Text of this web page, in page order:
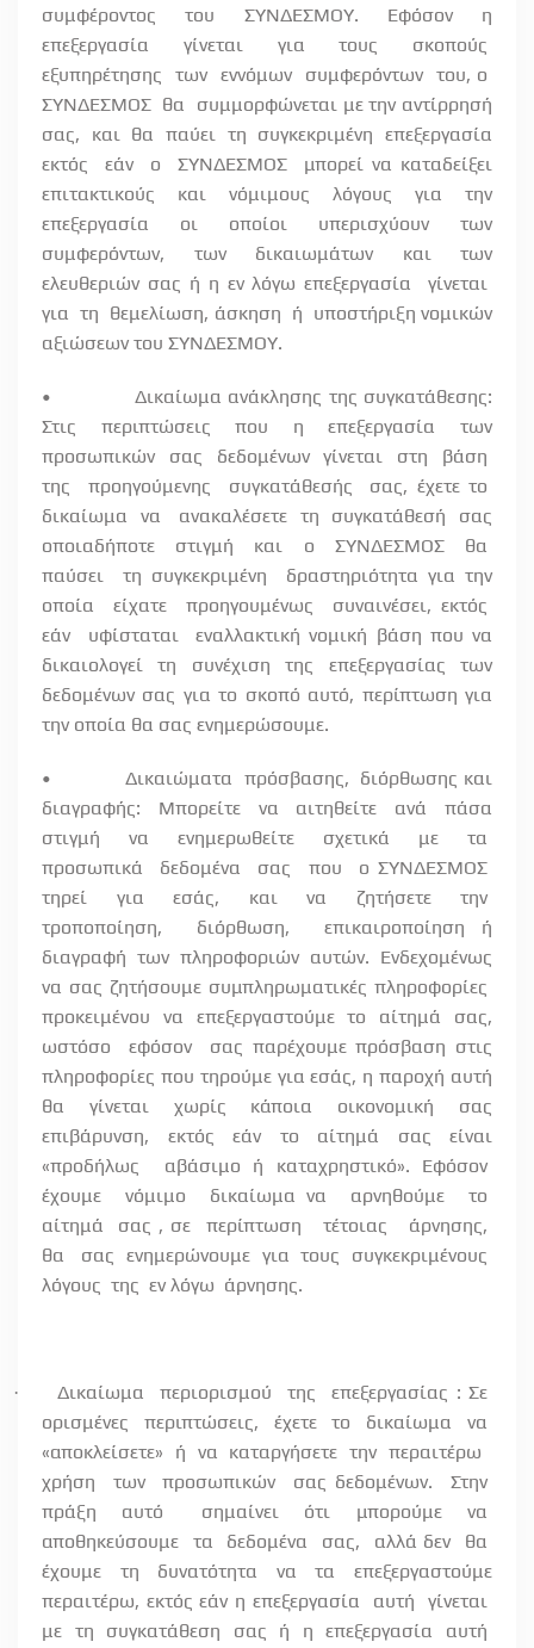
συμφέροντος του ΣΥΝΔΕΣΜΟΥ. Εφόσον η
επεξεργασία γίνεται για τους σκοπούς
εξυπηρέτησης
των εννόμων συμφερόντων του, ο
ΣΥΝΔΕΣΜΟΣ θα
συμμορφώνεται με την αντίρρησή
σας, και θα παύει τη συγκεκριμένη επεξεργασία
εκτός
εάν ο ΣΥΝΔΕΣΜΟΣ
μπορεί να καταδείξει
επιτακτικούς και νόμιμους λόγους για την
επεξεργασία οι οποίοι υπερισχύουν των
συμφερόντων, των δικαιωμάτων και των
ελευθεριών σας ή η εν λόγω επεξεργασία
γίνεται
για τη θεμελίωση, άσκηση ή υποστήριξη νομικών
αξιώσεων του ΣΥΝΔΕΣΜΟΥ.
•
Δικαίωμα ανάκλησης της συγκατάθεσης:
Στις περιπτώσεις που η επεξεργασία των
προσωπικών
σας δεδομένων γίνεται στη
βάση
της
προηγούμενης συγκατάθεσής
σας, έχετε το
δικαίωμα
να ανακαλέσετε τη συγκατάθεσή
σας
οποιαδήποτε
στιγμή και ο ΣΥΝΔΕΣΜΟΣ
θα
παύσει
τη συγκεκριμένη
δραστηριότητα για την
οποία
είχατε προηγουμένως
συναινέσει, εκτός
εάν
υφίσταται
εναλλακτική νομική βάση που να
δικαιολογεί τη συνέχιση της επεξεργασίας των
δεδομένων σας για το σκοπό αυτό, περίπτωση για
την οποία θα σας ενημερώσουμε.
• Δικαιώματα πρόσβασης, διόρθωσης και
διαγραφής: Μπορείτε να αιτηθείτε ανά πάσα
στιγμή
να ενημερωθείτε σχετικά με
τα
προσωπικά
δεδομένα σας που
ο ΣΥΝΔΕΣΜΟΣ
τηρεί
για εσάς, και να ζητήσετε
την
τροποποίηση,
διόρθωση,
επικαιροποίηση ή
διαγραφή των πληροφοριών αυτών. Ενδεχομένως
να σας ζητήσουμε συμπληρωματικές πληροφορίες
προκειμένου
να επεξεργαστούμε το αίτημά
σας,
ωστόσο
εφόσον
σας παρέχουμε πρόσβαση στις
πληροφορίες που τηρούμε για εσάς, η παροχή αυτή
θα γίνεται χωρίς κάποια οικονομική σας
επιβάρυνση, εκτός εάν το αίτημά σας είναι
«προδήλως
αβάσιμο ή καταχρηστικό». Εφόσον
έχουμε
νόμιμο δικαίωμα να αρνηθούμε
το
αίτημά
σας , σε περίπτωση τέτοιας
άρνησης,
θα
σας ενημερώνουμε για τους
συγκεκριμένους
λόγους της εν λόγω άρνησης.
· Δικαίωμα περιορισμού της
επεξεργασίας : Σε
ορισμένες
περιπτώσεις, έχετε το δικαίωμα
να
«αποκλείσετε»
ή να καταργήσετε την περαιτέρω
χρήση
των προσωπικών σας δεδομένων.
Στην
πράξη
αυτό σημαίνει ότι μπορούμε
να
αποθηκεύσουμε
τα δεδομένα σας, αλλά δεν
θα
έχουμε
τη δυνατότητα να τα
επεξεργαστούμε
περαιτέρω, εκτός εάν η επεξεργασία
αυτή
γίνεται
με τη συγκατάθεση σας ή η επεξεργασία
αυτή